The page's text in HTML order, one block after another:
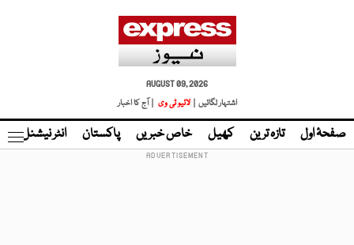
AUGUST 09, 2026
اشتہار لگائیں |
لائیو ٹی وی | آج کا اخبار
صفحۂ اول تازہ ترین کھیل خاص خبریں پاکستان انٹر نیشنل